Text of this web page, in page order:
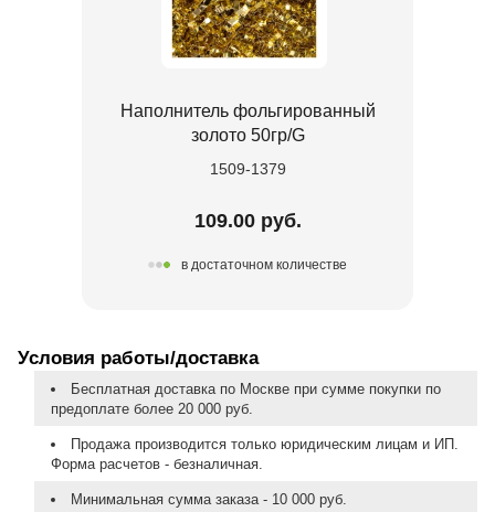
Наполнитель фольгированный
золото 50гр/G
1509-1379
109.00 руб.
в достаточном количестве
Условия работы/доставка
Бесплатная доставка по Москве при сумме покупки по
предоплате более 20 000 руб.
Продажа производится только юридическим лицам и ИП.
Форма расчетов - безналичная.
Минимальная сумма заказа - 10 000 руб.